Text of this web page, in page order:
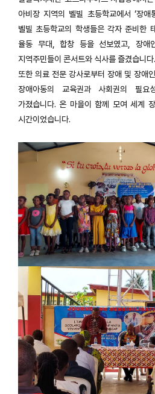
아비장 지역의 벨빌 초등학교에서 ‘장애
벨빌 초등학교의 학생들은 각자 준비한
율동 무대, 합창 등을 선보였고, 장
지역주민들이 콘서트와 식사를 즐겼습니다.
또한 의료 전문 강사로부터 장애 및 장애
장애아동의 교육권과 사회권의 필
가졌습니다. 온 마을이 함께 모여 세계
시간이었습니다.